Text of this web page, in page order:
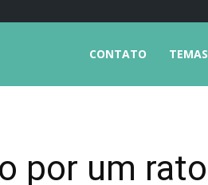
TEMAS
CONTATO
por um rato